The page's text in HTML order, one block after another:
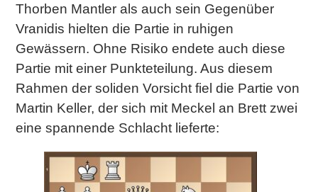
Thorben Mantler als auch sein Gegenüber
Vranidis hielten die Partie in ruhigen
Gewässern. Ohne Risiko endete auch diese
Partie mit einer Punkteteilung. Aus diesem
Rahmen der soliden Vorsicht fiel die Partie von
Martin Keller, der sich mit Meckel an Brett zwei
eine spannende Schlacht lieferte: